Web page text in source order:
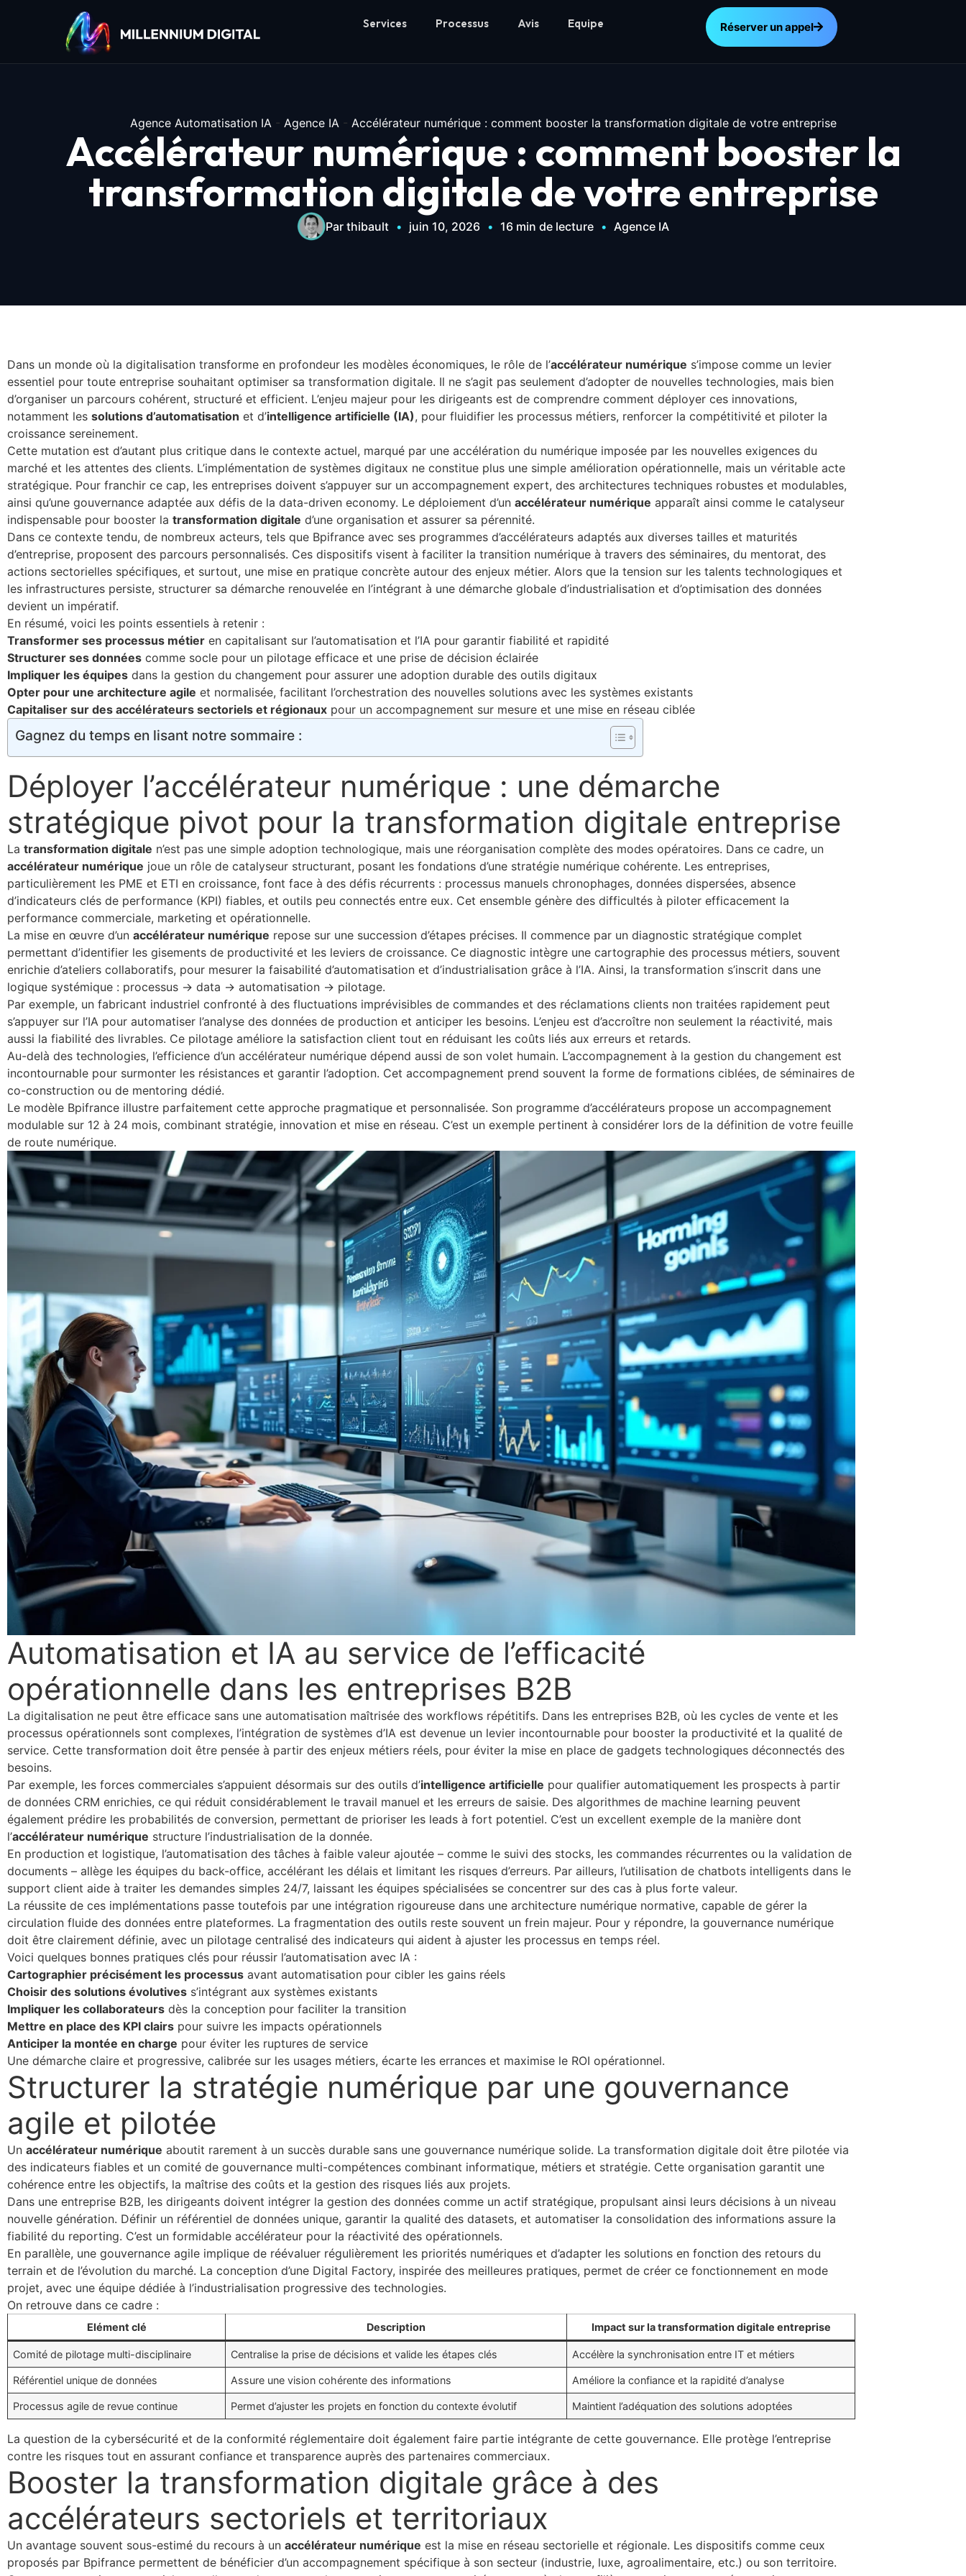
Services Processus Avis Equipe Réserver un appel
Agence Automatisation IA - Agence IA - Accélérateur numérique : comment booster la transformation digitale de votre entreprise
Accélérateur numérique : comment booster la
transformation digitale de votre entreprise
Par thibault • juin 10, 2026 • 16 min de lecture • Agence IA
Dans un monde où la digitalisation transforme en profondeur les modèles économiques, le rôle de l’accélérateur numérique s’impose comme un levier
essentiel pour toute entreprise souhaitant optimiser sa transformation digitale. Il ne s’agit pas seulement d’adopter de nouvelles technologies, mais bien
d’organiser un parcours cohérent, structuré et efficient. L’enjeu majeur pour les dirigeants est de comprendre comment déployer ces innovations,
notamment les solutions d’automatisation et d’intelligence artificielle (IA), pour fluidifier les processus métiers, renforcer la compétitivité et piloter la
croissance sereinement.
Cette mutation est d’autant plus critique dans le contexte actuel, marqué par une accélération du numérique imposée par les nouvelles exigences du
marché et les attentes des clients. L’implémentation de systèmes digitaux ne constitue plus une simple amélioration opérationnelle, mais un véritable acte
stratégique. Pour franchir ce cap, les entreprises doivent s’appuyer sur un accompagnement expert, des architectures techniques robustes et modulables,
ainsi qu’une gouvernance adaptée aux défis de la data-driven economy. Le déploiement d’un accélérateur numérique apparaît ainsi comme le catalyseur
indispensable pour booster la transformation digitale d’une organisation et assurer sa pérennité.
Dans ce contexte tendu, de nombreux acteurs, tels que Bpifrance avec ses programmes d’accélérateurs adaptés aux diverses tailles et maturités
d’entreprise, proposent des parcours personnalisés. Ces dispositifs visent à faciliter la transition numérique à travers des séminaires, du mentorat, des
actions sectorielles spécifiques, et surtout, une mise en pratique concrète autour des enjeux métier. Alors que la tension sur les talents technologiques et
les infrastructures persiste, structurer sa démarche renouvelée en l’intégrant à une démarche globale d’industrialisation et d’optimisation des données
devient un impératif.
En résumé, voici les points essentiels à retenir :
Transformer ses processus métier en capitalisant sur l’automatisation et l’IA pour garantir fiabilité et rapidité
Structurer ses données comme socle pour un pilotage efficace et une prise de décision éclairée
Impliquer les équipes dans la gestion du changement pour assurer une adoption durable des outils digitaux
Opter pour une architecture agile et normalisée, facilitant l’orchestration des nouvelles solutions avec les systèmes existants
Capitaliser sur des accélérateurs sectoriels et régionaux pour un accompagnement sur mesure et une mise en réseau ciblée
Gagnez du temps en lisant notre sommaire :
Déployer l’accélérateur numérique : une démarche
stratégique pivot pour la transformation digitale entreprise
La transformation digitale n’est pas une simple adoption technologique, mais une réorganisation complète des modes opératoires. Dans ce cadre, un
accélérateur numérique joue un rôle de catalyseur structurant, posant les fondations d’une stratégie numérique cohérente. Les entreprises,
particulièrement les PME et ETI en croissance, font face à des défis récurrents : processus manuels chronophages, données dispersées, absence
d’indicateurs clés de performance (KPI) fiables, et outils peu connectés entre eux. Cet ensemble génère des difficultés à piloter efficacement la
performance commerciale, marketing et opérationnelle.
La mise en œuvre d’un accélérateur numérique repose sur une succession d’étapes précises. Il commence par un diagnostic stratégique complet
permettant d’identifier les gisements de productivité et les leviers de croissance. Ce diagnostic intègre une cartographie des processus métiers, souvent
enrichie d’ateliers collaboratifs, pour mesurer la faisabilité d’automatisation et d’industrialisation grâce à l’IA. Ainsi, la transformation s’inscrit dans une
logique systémique : processus → data → automatisation → pilotage.
Par exemple, un fabricant industriel confronté à des fluctuations imprévisibles de commandes et des réclamations clients non traitées rapidement peut
s’appuyer sur l’IA pour automatiser l’analyse des données de production et anticiper les besoins. L’enjeu est d’accroître non seulement la réactivité, mais
aussi la fiabilité des livrables. Ce pilotage améliore la satisfaction client tout en réduisant les coûts liés aux erreurs et retards.
Au-delà des technologies, l’efficience d’un accélérateur numérique dépend aussi de son volet humain. L’accompagnement à la gestion du changement est
incontournable pour surmonter les résistances et garantir l’adoption. Cet accompagnement prend souvent la forme de formations ciblées, de séminaires de
co-construction ou de mentoring dédié.
Le modèle Bpifrance illustre parfaitement cette approche pragmatique et personnalisée. Son programme d’accélérateurs propose un accompagnement
modulable sur 12 à 24 mois, combinant stratégie, innovation et mise en réseau. C’est un exemple pertinent à considérer lors de la définition de votre feuille
de route numérique.
Automatisation et IA au service de l’efficacité
opérationnelle dans les entreprises B2B
La digitalisation ne peut être efficace sans une automatisation maîtrisée des workflows répétitifs. Dans les entreprises B2B, où les cycles de vente et les
processus opérationnels sont complexes, l’intégration de systèmes d’IA est devenue un levier incontournable pour booster la productivité et la qualité de
service. Cette transformation doit être pensée à partir des enjeux métiers réels, pour éviter la mise en place de gadgets technologiques déconnectés des
besoins.
Par exemple, les forces commerciales s’appuient désormais sur des outils d’intelligence artificielle pour qualifier automatiquement les prospects à partir
de données CRM enrichies, ce qui réduit considérablement le travail manuel et les erreurs de saisie. Des algorithmes de machine learning peuvent
également prédire les probabilités de conversion, permettant de prioriser les leads à fort potentiel. C’est un excellent exemple de la manière dont
l’accélérateur numérique structure l’industrialisation de la donnée.
En production et logistique, l’automatisation des tâches à faible valeur ajoutée – comme le suivi des stocks, les commandes récurrentes ou la validation de
documents – allège les équipes du back-office, accélérant les délais et limitant les risques d’erreurs. Par ailleurs, l’utilisation de chatbots intelligents dans le
support client aide à traiter les demandes simples 24/7, laissant les équipes spécialisées se concentrer sur des cas à plus forte valeur.
La réussite de ces implémentations passe toutefois par une intégration rigoureuse dans une architecture numérique normative, capable de gérer la
circulation fluide des données entre plateformes. La fragmentation des outils reste souvent un frein majeur. Pour y répondre, la gouvernance numérique
doit être clairement définie, avec un pilotage centralisé des indicateurs qui aident à ajuster les processus en temps réel.
Voici quelques bonnes pratiques clés pour réussir l’automatisation avec IA :
Cartographier précisément les processus avant automatisation pour cibler les gains réels
Choisir des solutions évolutives s’intégrant aux systèmes existants
Impliquer les collaborateurs dès la conception pour faciliter la transition
Mettre en place des KPI clairs pour suivre les impacts opérationnels
Anticiper la montée en charge pour éviter les ruptures de service
Une démarche claire et progressive, calibrée sur les usages métiers, écarte les errances et maximise le ROI opérationnel.
Structurer la stratégie numérique par une gouvernance
agile et pilotée
Un accélérateur numérique aboutit rarement à un succès durable sans une gouvernance numérique solide. La transformation digitale doit être pilotée via
des indicateurs fiables et un comité de gouvernance multi-compétences combinant informatique, métiers et stratégie. Cette organisation garantit une
cohérence entre les objectifs, la maîtrise des coûts et la gestion des risques liés aux projets.
Dans une entreprise B2B, les dirigeants doivent intégrer la gestion des données comme un actif stratégique, propulsant ainsi leurs décisions à un niveau
nouvelle génération. Définir un référentiel de données unique, garantir la qualité des datasets, et automatiser la consolidation des informations assure la
fiabilité du reporting. C’est un formidable accélérateur pour la réactivité des opérationnels.
En parallèle, une gouvernance agile implique de réévaluer régulièrement les priorités numériques et d’adapter les solutions en fonction des retours du
terrain et de l’évolution du marché. La conception d’une Digital Factory, inspirée des meilleures pratiques, permet de créer ce fonctionnement en mode
projet, avec une équipe dédiée à l’industrialisation progressive des technologies.
On retrouve dans ce cadre :
Elément clé Description Impact sur la transformation digitale entreprise
Comité de pilotage multi-disciplinaire Centralise la prise de décisions et valide les étapes clés Accélère la synchronisation entre IT et métiers
Référentiel unique de données Assure une vision cohérente des informations Améliore la confiance et la rapidité d’analyse
Processus agile de revue continue Permet d’ajuster les projets en fonction du contexte évolutif Maintient l’adéquation des solutions adoptées
La question de la cybersécurité et de la conformité réglementaire doit également faire partie intégrante de cette gouvernance. Elle protège l’entreprise
contre les risques tout en assurant confiance et transparence auprès des partenaires commerciaux.
Booster la transformation digitale grâce à des
accélérateurs sectoriels et territoriaux
Un avantage souvent sous-estimé du recours à un accélérateur numérique est la mise en réseau sectorielle et régionale. Les dispositifs comme ceux
proposés par Bpifrance permettent de bénéficier d’un accompagnement spécifique à son secteur (industrie, luxe, agroalimentaire, etc.) ou son territoire.